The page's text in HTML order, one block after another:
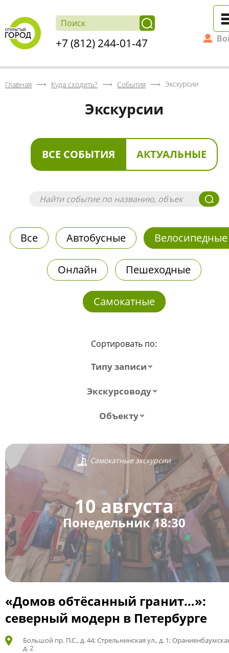
+7 (812) 244-01-47
Главная Куда сходить? События Экскурсии
Экскурсии
ВСЕ СОБЫТИЯ АКТУАЛЬНЫЕ
Все Автобусные Велосипедные
Онлайн Пешеходные
Самокатные
Сортировать по:
Типу записи
Экскурсоводу
Объекту
Самокатные экскурсии
10 августа
Понедельник 18:30
«Домов обтёсанный гранит…»:
северный модерн в Петербурге
Большой пр. П.С., д. 44; Стрельнинская ул., д. 1;
д. 2